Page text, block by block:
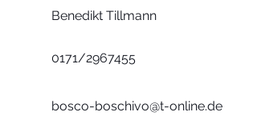
Benedikt Tillmann
0171/2967455
bosco-boschivo@t-online.de